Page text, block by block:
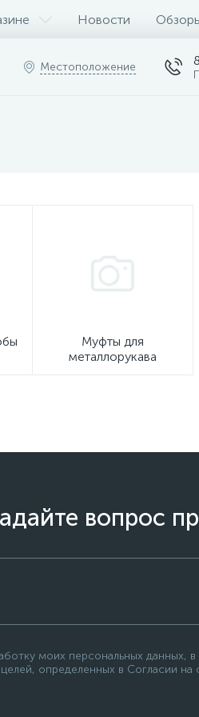
Новости
Местоположение
Муфты для
металлорукава
вопрос
моих персональных данных,
определенных в Согласии на